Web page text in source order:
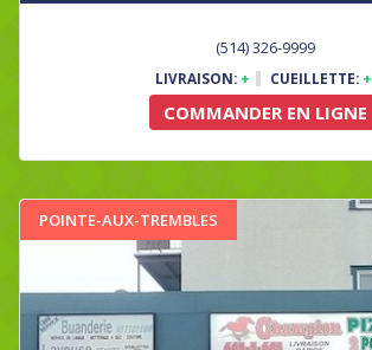
(514) 326-9999
LIVRAISON: + CUEILLETTE: +
COMMANDER EN LIGNE
POINTE-AUX-TREMBLES